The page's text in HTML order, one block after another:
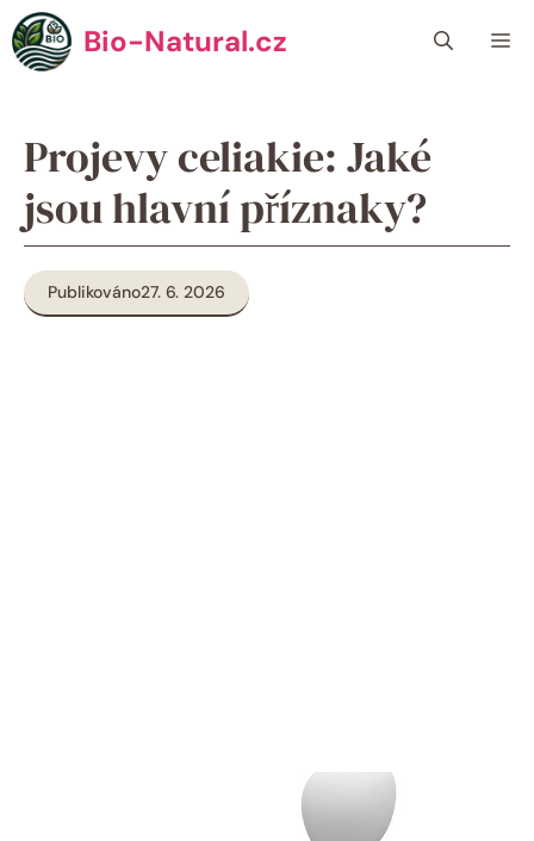
Přeskočit
na
obsah
Bio-Natural.cz
Projevy celiakie: Jaké
jsou hlavní příznaky?
Publikováno27. 6. 2026